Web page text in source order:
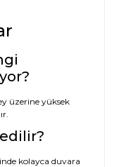
üzerine yüksek
kolayca duvara